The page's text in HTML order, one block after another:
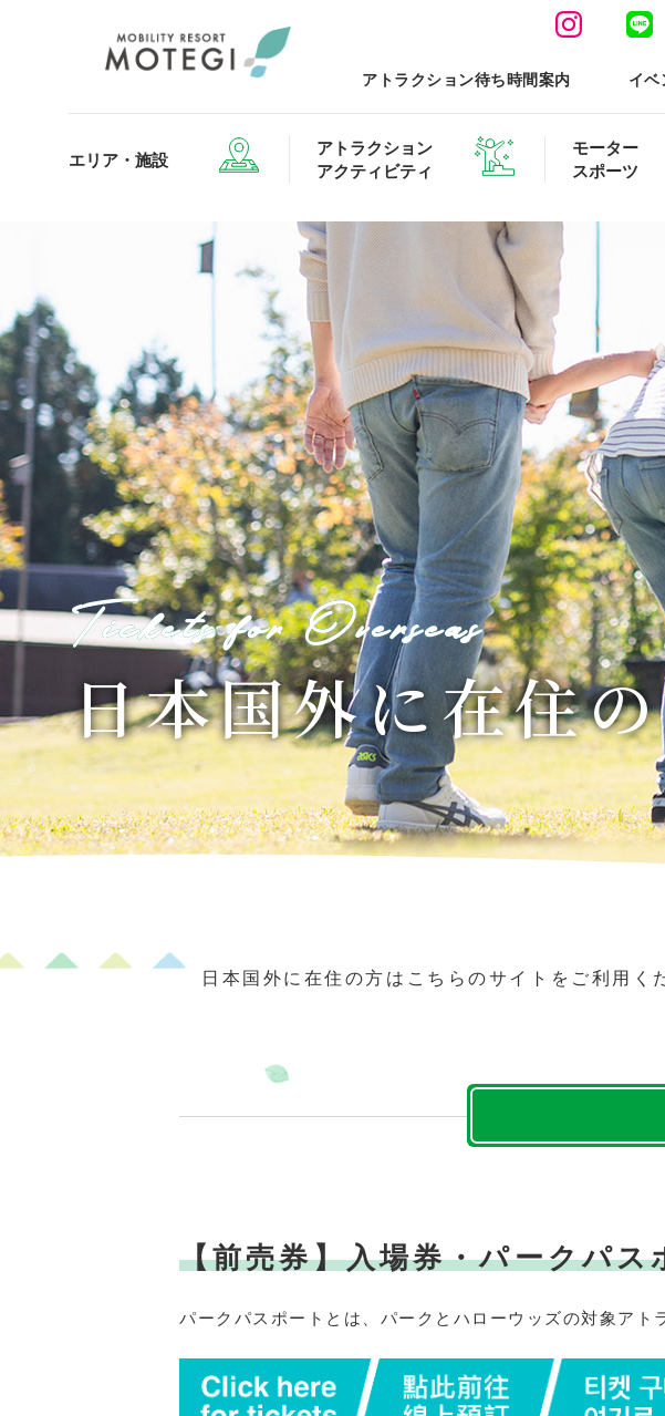
アトラクション待ち時間案内 イベ
エリア・施設
アトラクション
アクティビティ
モーター
スポーツ
エリア・施設TOP
パーク ハローウッズ
モータースポーツ ホンダコレクションホール
アトラクション・アクティビティTOP
森感覚アスレチック DOKIDOKI 迷宮森殿
空のアスレチックひろば KONOMI アクティビティ
大人も楽しめるレーシングカート
モータースポーツTOP
MotoGP™ トライアル世界
もてぎ2&4レース 全日本ロードレ
アジアロードレース選手権 全日本トライアル 全日本
もてぎロードレース
ホテ
ホテルTOP
プレミアムステイルーム スーペリアファミリー
スタンダードルーム のぞみの湯
森のレストラン MARCHERANT
カフェテリア オーク 森のジェラテリ
グランツーリスモカフェ
グッズ＆ショップTOP
グッズ・ショップ情報 オンラインショ
Tickets for Overseas
日本国外に在住
日本国外に在住の方はこちらのサイトをご利用く
【前売券】入場券・パークパス
パークパスポートとは、パークとハローウッズの対象アト